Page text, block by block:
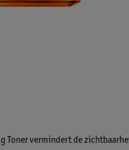
Toner vermindert de